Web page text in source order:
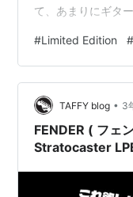
て、あまりにギタ
EXPERIENCEでマ
ニス・ガルスカ）
らいには納品され
に少しづつギター
#Limited Edition #
TAFFY blog • 3
FENDER ( フ
Stratocaster